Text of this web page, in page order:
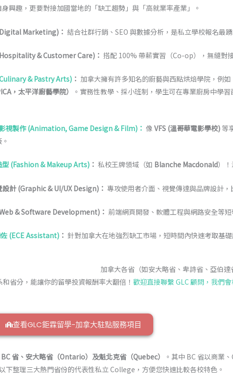
興趣，更要對接加國當地的「缺工趨勢」與「高就業率產業」。
Marketing)： 結合社群行銷、SEO 與數據分析，是私立學校報名最
& Customer Care)： 搭配 100% 帶薪實習（Co-op），無縫對
& Pastry Arts) ： 加拿大擁有許多知名的廚藝與西點烘焙學院，例如
，太平洋廚藝學院）
。實務性教學、採小班制，學生可在專業廚房中學
視製作 (Animation, Game Design & Film)： 像 VFS (溫哥華電影學校) 等
型 (Fashion & Makeup Arts) ： 私校王牌領域（如 Blanche Macdonald）
設計 (Graphic & UI/UX Design)： 專攻使用者介面、視覺傳達與品牌設計
& Software Development)： 前端網頁開發、軟體工程與網路安全等
(ECE Assistant) ： 針對加拿大在地強烈缺工市場，短時間內快速考取基
加拿大各省（如安大略省、卑詩省、亞伯達
和省分，能讓你的留學投資報酬率大翻倍！ 歡迎直接聯繫 GLC 顧問，我們
查看GLC鉅霖留學-加拿大駐點服務項目
BC 省、安大略省（Ontario）及魁北克省（Quebec）
。其中 BC 省以商業
下整理三大熱門省份的代表性私立 College，方便您快速比較各校特色。